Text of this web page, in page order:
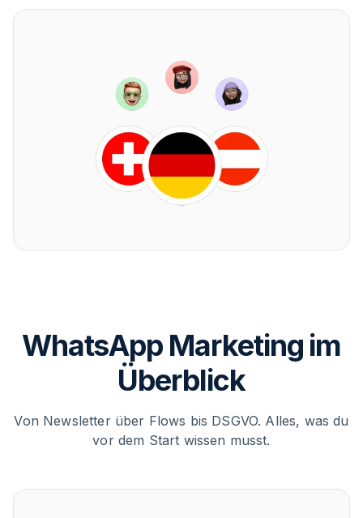
WhatsApp Marketing im
Überblick
Von Newsletter über Flows bis DSGVO. Alles, was du
vor dem Start wissen musst.